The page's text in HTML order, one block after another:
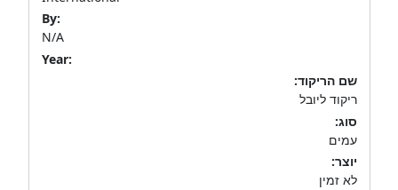
By:
N/A
Year:
שם הריקוד:
ריקוד ליובל
סוג:
עמים
יוצר:
לא זמין